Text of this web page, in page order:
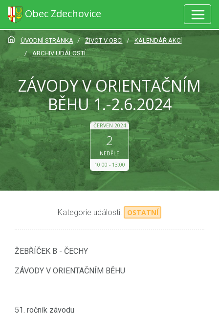
Obec Zdechovice
ÚVODNÍ STRÁNKA ŽIVOT V OBCI
KALENDÁŘ AKCÍ
ARCHIV UDÁLOSTÍ
ZÁVODY V ORIENTAČNÍM
BĚHU 1.-2.6.2024
ČERVEN 2024
2
NEDĚLE
10:00
13:00
Kategorie události: OSTATNÍ
ŽEBŘÍČEK B - ČECHY
ZÁVODY V ORIENTAČNÍM BĚHU
51. ročník závodu